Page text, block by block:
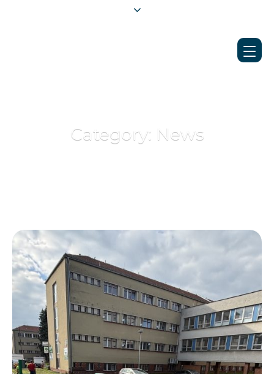
Category: News